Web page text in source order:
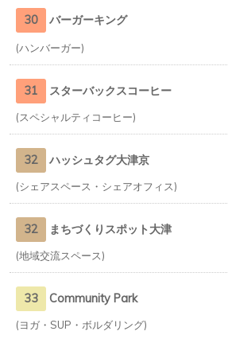
30 バーガーキング
ハンバーガー
31 スターバックスコーヒー
スペシャルティコーヒー
32 ハッシュタグ大津京
シェアスペース・シェアオフィス
32 まちづくりスポット大津
地域交流スペース
33 Community Park
ヨガ・SUP・ボルダリング